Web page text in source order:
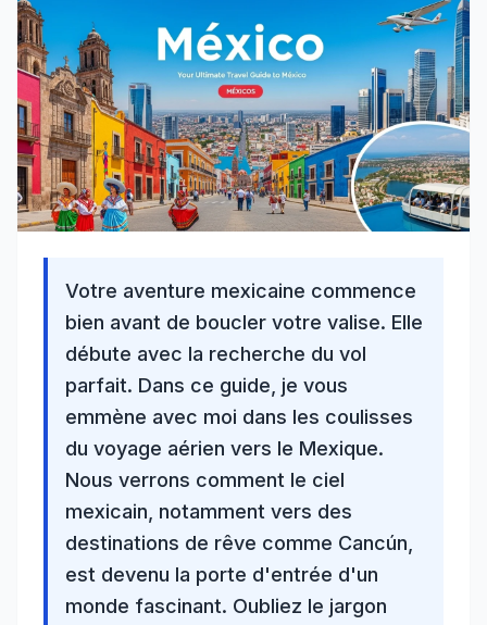
Votre aventure mexicaine commence
bien avant de boucler votre valise. Elle
débute avec la recherche du vol
parfait. Dans ce guide , je vous
emmène avec moi dans les coulisses
du voyage aérien vers le Mexique.
Nous verrons comment le ciel
mexicain, notamment vers des
destinations de rêve comme Cancún
est devenu la porte d'entrée d'un
monde fascinant. Oubliez le jargon